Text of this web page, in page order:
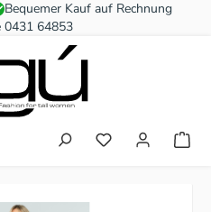
Bequemer Kauf auf Rechnung
0431 64853
Du hast 0